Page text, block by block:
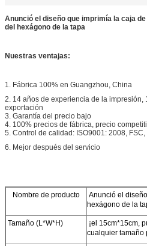
Anunció el diseño que imprimía la caja
del hexágono de la tapa
Nuestras ventajas:
1. Fábrica 100% en Guangzhou, China
2. 14 años de experiencia de la
exportación
3. Garantía del precio bajo
4. 100% precios de fábrica, precio
5. Control de calidad: ISO9001: 2008, FSC,
6. Mejor después del servicio
Nombre de producto
Anunció el
hexágono de la
Tamaño (L*W*H)
¡el 15cm*15cm,
cualquier tamaño